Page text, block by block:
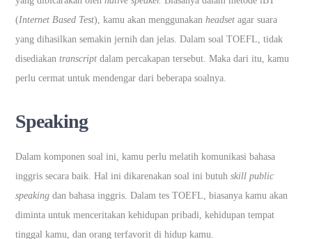
(Internet Based Test), kamu akan menggunakanheadsetagar suara
yang dihasilkan semakin jernih dan jelas. Dalam soal TOEFL, tidak
disediakantranscriptdalam percakapan tersebut. Maka dari itu, kamu
perlu cermat untuk mendengar dari beberapa soalnya.
Speaking
Dalam komponen soal ini, kamu perlu melatih komunikasi bahasa
inggris secara baik. Hal ini dikarenakan soal ini butuhskill public
speakingdan bahasa inggris. Dalam tes TOEFL, biasanya kamu akan
diminta untuk menceritakan kehidupan pribadi, kehidupan tempat
tinggal kamu, dan orang terfavorit di hidup kamu.